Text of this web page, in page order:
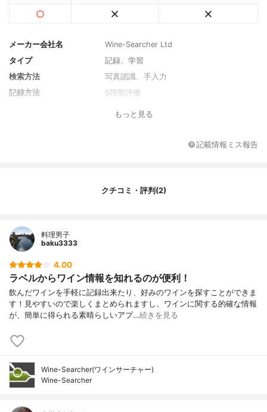
メーカー会社名
Wine-Searcher Ltd
タイプ
記録、学習
検索方法
写真認識、手入力
記録方法
5段階評価
もっと見る
記載情報ミス報告
クチコミ・評判(2)
料理男子
baku3333
4.00
ラベルからワイン情報を知れるのが便利！
飲んだワインを手軽に記録出来たり、好みのワインを探すことができま
す！見やすいので楽しくまとめられますし、ワインに関する的確な情報
が、簡単に得られる素晴らしいアプ…続きを見る
Wine-Searcher(ワインサーチャー)
Wine-Searcher